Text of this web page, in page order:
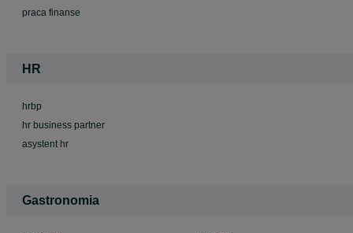
praca finanse
HR
hrbp
hr business partner
asystent hr
Gastronomia